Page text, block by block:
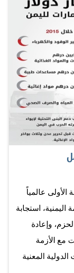
ويستوعب
(وام) قدمت هيئة
شتوية لعدد من
عشوائية في
العلاجية من قبل
الأردني
الإماراتي
الإماراتي
لنقدم لها
باعتبار عام
الأسر اللاجئة
الأولى عالمياً
اليمنية، استجابة
وإعادة
مع الأزمة
المعنية